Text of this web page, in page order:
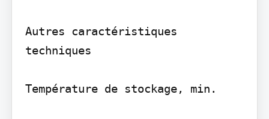
Autres caractéristiques
techniques
Température de stockage, min.